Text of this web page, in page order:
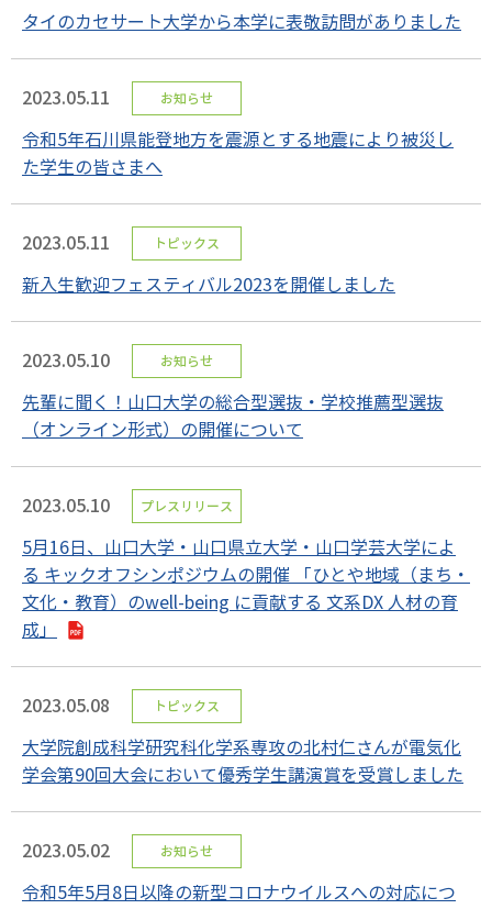
タイのカセサート大学から本学に表敬訪問がありました
2023.05.11 お知らせ
令和5年石川県能登地方を震源とする地震により被災し
た学生の皆さまへ
2023.05.11 トピックス
新入生歓迎フェスティバル2023を開催しました
2023.05.10 お知らせ
先輩に聞く！山口大学の総合型選抜・学校推薦型選抜
（オンライン形式）の開催について
2023.05.10 プレスリリース
5月16日、山口大学・山口県立大学・山口学芸大学によ
る キックオフシンポジウムの開催 「ひとや地域（まち・
文化・教育）のwell-being に貢献する 文系DX 人材の育
成」
2023.05.08 トピックス
大学院創成科学研究科化学系専攻の北村仁さんが電気化
学会第90回大会において優秀学生講演賞を受賞しました
2023.05.02 お知らせ
令和5年5月8日以降の新型コロナウイルスへの対応につ